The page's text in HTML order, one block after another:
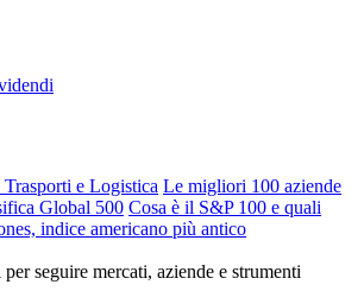
e Logistica Le migliori 100 aziende
Global 500 Cosa è il S&P 100 e quali
indice americano più antico
seguire mercati, aziende e strumenti